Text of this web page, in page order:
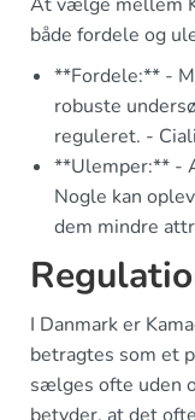
både fordele og
**Fordele:** -
robuste
reguleret. -
**Ulemper:** -
Nogle kan
dem mindre
I Danmark er
betragtes som et
sælges ofte uden